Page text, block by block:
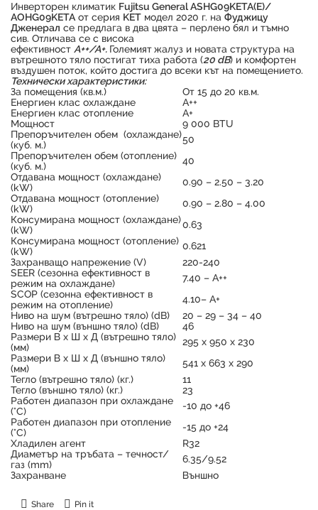
Продуктът е успешно добавен в количката
Инверторен климатик Fujitsu General ASHG09KETA(E)/
AOHG09KETA от серия KET модел 2020 г. на Фуджицу
Дженерал се предлага в два цвята – перлено бял и тъмно
сив. Отличава се с висока
ефективност A++/A+. Големиятжалуз и новата структура на
вътрешното тяло постигат тиха работа (20 dB) и комфортен
въздушен поток, който достига до всеки кът на помещението.
Технически характеристики:
За помещения (кв.м.)
От 15 до 20 кв.м.
Енергиен клас охлаждане
А++
Енергиен клас отопление
А+
Мощност
9 000 BTU
Препоръчителен обем (охлаждане)
(куб. м.)
50
Препоръчителен обем (отопление)
(куб. м.)
40
Отдавана мощност (охлаждане)
(kW)
0.90 – 2.50 – 3.20
Отдавана мощност (отопление)
(kW)
0.90 – 2.80 – 4.00
Консумирана мощност (охлаждане)
(kW)
0.63
Консумирана мощност (отопление)
(kW)
0.621
Захранващо напрежение (V)
220-240
SEER (сезонна ефективност в
режим на охлаждане)
7.40 – А++
SCOP (сезонна ефективност в
режим на отопление)
4.10– А+
Ниво на шум (вътрешно тяло) (dB)
20 – 29 – 34 – 40
Ниво на шум (външно тяло) (dB)
46
Размери В х Ш х Д (вътрешно тяло)
(мм)
295 х 950 х 230
Размери В х Ш х Д (външно тяло)
(мм)
541 х 663 х 290
Тегло (вътрешно тяло) (кг.)
11
Тегло (външно тяло) (кг.)
23
Работен диапазон при охлаждане
(°C)
-10 до +46
Работен диапазон при отопление
(°C)
-15 до +24
Хладилен агент
R32
Диаметър на тръбата – течност/
газ (mm)
6.35/9.52
Захранване
Външно
Share Pin it